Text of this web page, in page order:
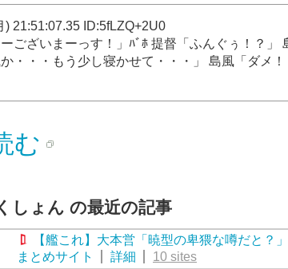
) 21:51:07.35 ID:5fLZQ+2U0
ございまーっす！」ﾊﾞﾎ 提督「ふんぐぅ！？
・・・もう少し寝かせて・・・」 島風「ダメ
む
しょん の最近の記事
【艦これ】大本営「暁型の卑猥な噂だと？」
まとめサイト
詳細
10 sites